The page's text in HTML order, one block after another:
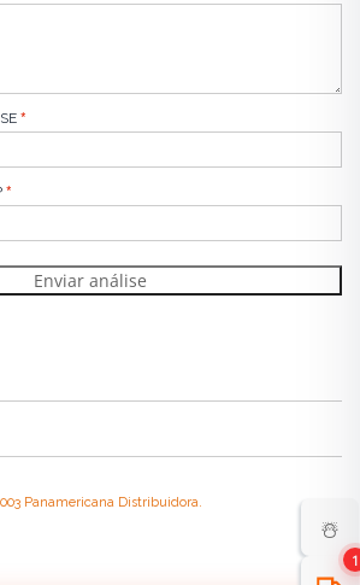
Enviar análise
☃️
1
Panamericana Distribuidora.